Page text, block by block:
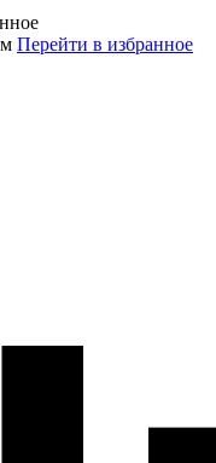
Перейти в избранное